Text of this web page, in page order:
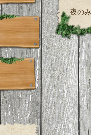
夜のみ